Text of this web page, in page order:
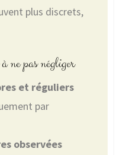
plus discrets,
ne pas négliger
et réguliers
par
observées